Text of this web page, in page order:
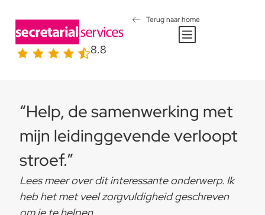
8.8
Terug naar home
“Help, de samenwerking met
mijn leidinggevende verloopt
stroef.”
Lees meer over dit interessante onderwerp. Ik
heb het met veel zorgvuldigheid geschreven